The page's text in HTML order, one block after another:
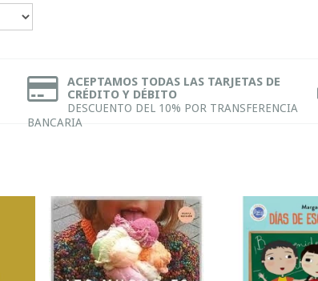
ACEPTAMOS TODAS LAS TARJETAS DE
CRÉDITO Y DÉBITO
DESCUENTO DEL 10% POR TRANSFERENCIA
BANCARIA